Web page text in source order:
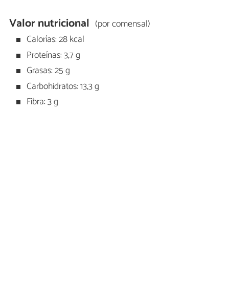
Valor nutricional (por comensal)
Calorías: 28 kcal
Proteínas: 3,7 g
Grasas: 25 g
Carbohidratos: 13,3 g
Fibra: 3 g